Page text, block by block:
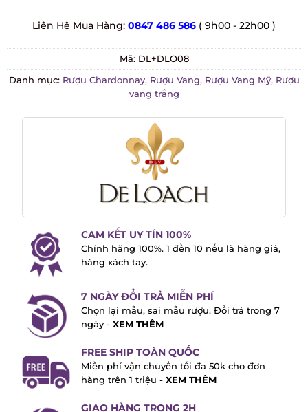
Liên Hệ Mua Hàng:0847 486 586 ( 9h00 - 22h00 )
Mã:DL+DLO08
Danh mục:Rượu Chardonnay,Rượu Vang,Rượu Vang Mỹ,
Rượu vang trắng
CAM KẾT UY TÍN 100%
Chính hãng 100%. 1 đền 10 nếu là hàng
giả, hàng xách tay.
7 NGÀY ĐỔI TRẢ MIỄN PHÍ
Chọn lại mẫu, sai mẫu rượu. Đổi trả trong
7 ngày -XEM THÊM
FREE SHIP TOÀN QUỐC
Miễn phí vận chuyển tối đa 50k cho đơn
hàng trên 1 triệu -
XEM THÊM
GIAO HÀNG TRONG 2H